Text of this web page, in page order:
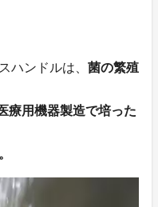
ハンドルは、 菌の繁殖
療用機器製造で培った